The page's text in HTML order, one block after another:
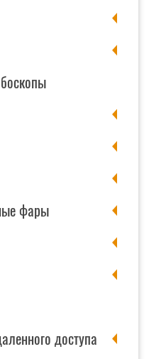
фары
доступа